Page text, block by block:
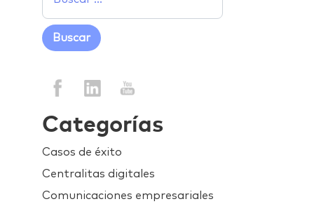
Categorías
Casos de éxito
Centralitas digitales
Comunicaciones empresariales